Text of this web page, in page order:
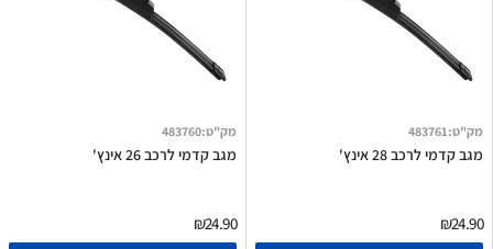
מק"ט:
483761
מגב קדמי לרכב 28 אינץ'
₪24.90
מק"ט:
483760
מגב קדמי לרכב 26 אינץ'
₪24.90